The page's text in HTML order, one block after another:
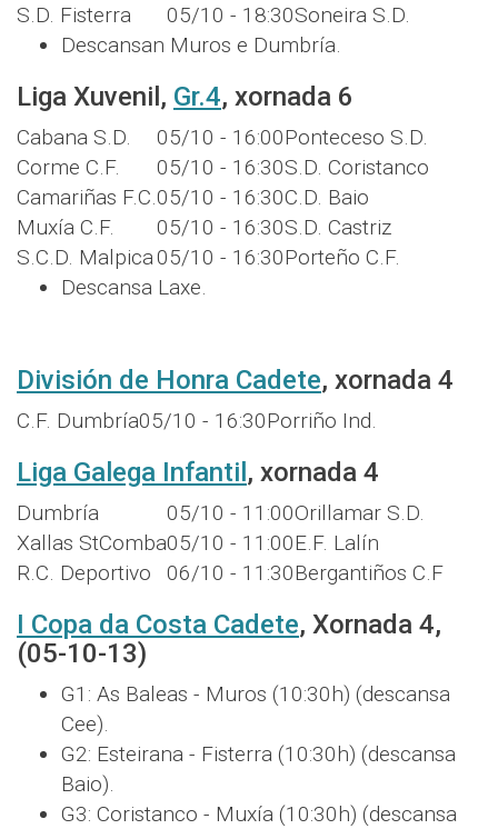
S.D. Fisterra
05/10 - 18:30Soneira S.D.
Descansan Muros e Dumbría.
Liga Xuvenil, Gr.4, xornada 6
Cabana S.D. 05/10 - 16:00Ponteceso S.D.
Corme C.F.
05/10 - 16:30S.D. Coristanco
Camariñas F.C.05/10 - 16:30C.D. Baio
Muxía C.F.
05/10 - 16:30S.D. Castriz
S.C.D. Malpica05/10 - 16:30Porteño C.F.
Descansa Laxe.
División de Honra Cadete, xornada 4
C.F. Dumbría05/10 - 16:30Porriño Ind.
Liga Galega Infantil , xornada 4
Dumbría 05/10 - 11:00Orillamar S.D.
Xallas StComba05/10 - 11:00E.F. Lalín
R.C. Deportivo
06/10 - 11:30Bergantiños C.F
I Copa da Costa Cadete, Xornada 4,
(05-10-13)
G1: As Baleas - Muros (10:30h) (descansa
Cee).
G2: Esteirana - Fisterra (10:30h) (descansa
Baio).
G3: Coristanco - Muxía (10:30h) (descansa